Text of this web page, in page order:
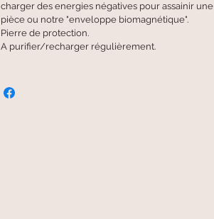
charger des energies négatives pour assainir une
pièce ou notre "enveloppe biomagnétique".
Pierre de protection.
A purifier/recharger régulièrement.